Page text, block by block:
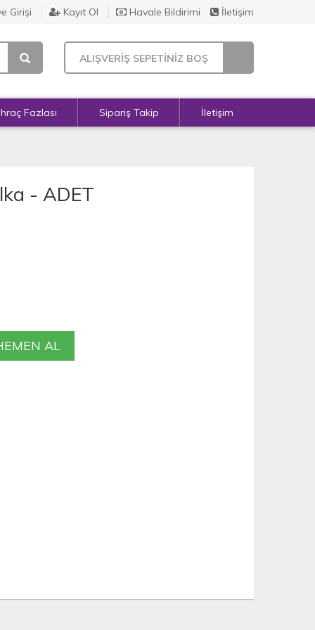
Girişi Kayıt Ol Havale Bildirimi İletişim
ALIŞVERİŞ SEPETİNİZ BOŞ
Fazlası Sipariş Takip İletişim
- ADET
AL